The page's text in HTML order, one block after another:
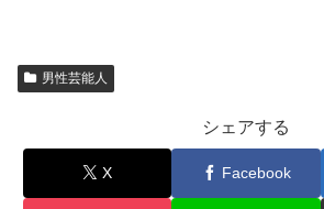
男性芸能人
シェアする
X Facebook